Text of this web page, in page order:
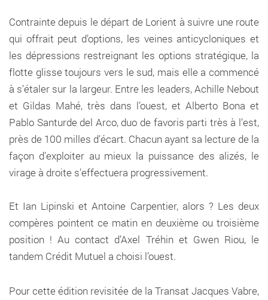
Contrainte depuis le départ de Lorient à suivre une route
qui offrait peut d’options, les veines anticycloniques et
les dépressions restreignant les options stratégique, la
flotte glisse toujours vers le sud, mais elle a commencé
à s’étaler sur la largeur. Entre les leaders, Achille Nebout
et Gildas Mahé, très dans l’ouest, et Alberto Bona et
Pablo Santurde del Arco, duo de favoris parti très à l’est,
près de 100 milles d’écart. Chacun ayant sa lecture de la
façon d’exploiter au mieux la puissance des alizés, le
virage à droite s’effectuera progressivement.
Et Ian Lipinski et Antoine Carpentier, alors ? Les deux
compères pointent ce matin en deuxième ou troisième
position ! Au contact d’Axel Tréhin et Gwen Riou, le
tandem Crédit Mutuel a choisi l’ouest.
Pour cette édition revisitée de la Transat Jacques Vabre,